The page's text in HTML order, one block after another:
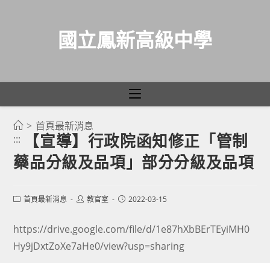
國立鳳新高級中學
> 首頁最新消息
:::
【宣導】行政院函知修正「管制
藥品分級及品項」部分分級及品項
Post首頁最新消息
Post教官室
Post2022-03-15
https://drive.google.com/file/d/1e87hXbBErTEyiMH0
Hy9jDxtZoXe7aHe0/view?usp=sharing